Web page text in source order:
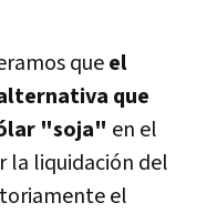
queel
que
"soja" en el
la liquidación del
el